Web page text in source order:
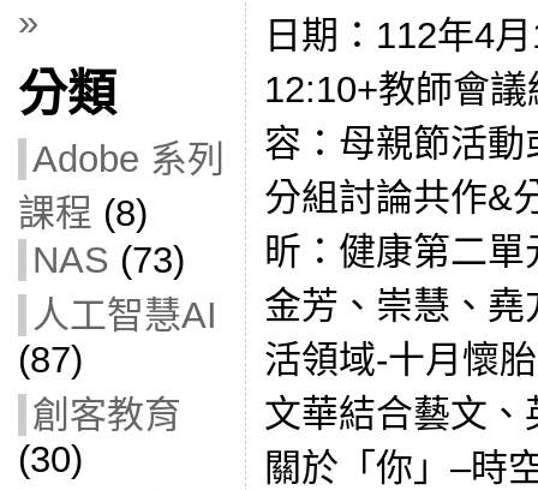
»
分類
Adobe 系列
課程 (8)
NAS (73)
人工智慧AI
(87)
創客教育
(30)
日期：112年4
12:10+教師會
容：母親節活
分組討論共作&
昕：健康第二
金芳、崇慧、
活領域-十月懷
文華結合藝文
關於「你」–時